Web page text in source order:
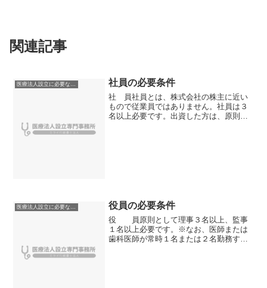
関連記事
社員の必要条件
社 員社員とは、株式会社の株主に近い
もので従業員ではありません。社員は３
名以上必要です。出資した方は、原則と
医療法人設立に必要な条件 役員の必要条件
役 員原則として理事３名以上、監事
１名以上必要です。※なお、医師または
歯科医師が常時１名または２名勤務する